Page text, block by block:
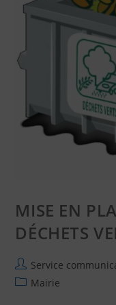
MISE EN
DÉCHETS
Service
Mairie